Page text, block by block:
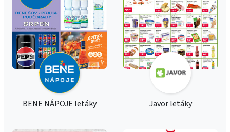
BENE NÁPOJE letáky Javor letáky